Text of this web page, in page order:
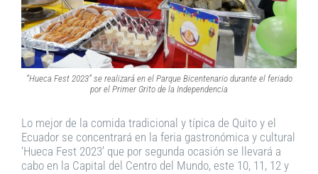
“Hueca Fest 2023” se realizará en el Parque Bicentenario durante el feriado
por el Primer Grito de la Independencia
Lo mejor de la comida tradicional y típica de Quito y el
Ecuador se concentrará en la feria gastronómica y cultural
‘Hueca Fest 2023’ que por segunda ocasión se llevará a
cabo en la Capital del Centro del Mundo, este 10, 11, 12 y